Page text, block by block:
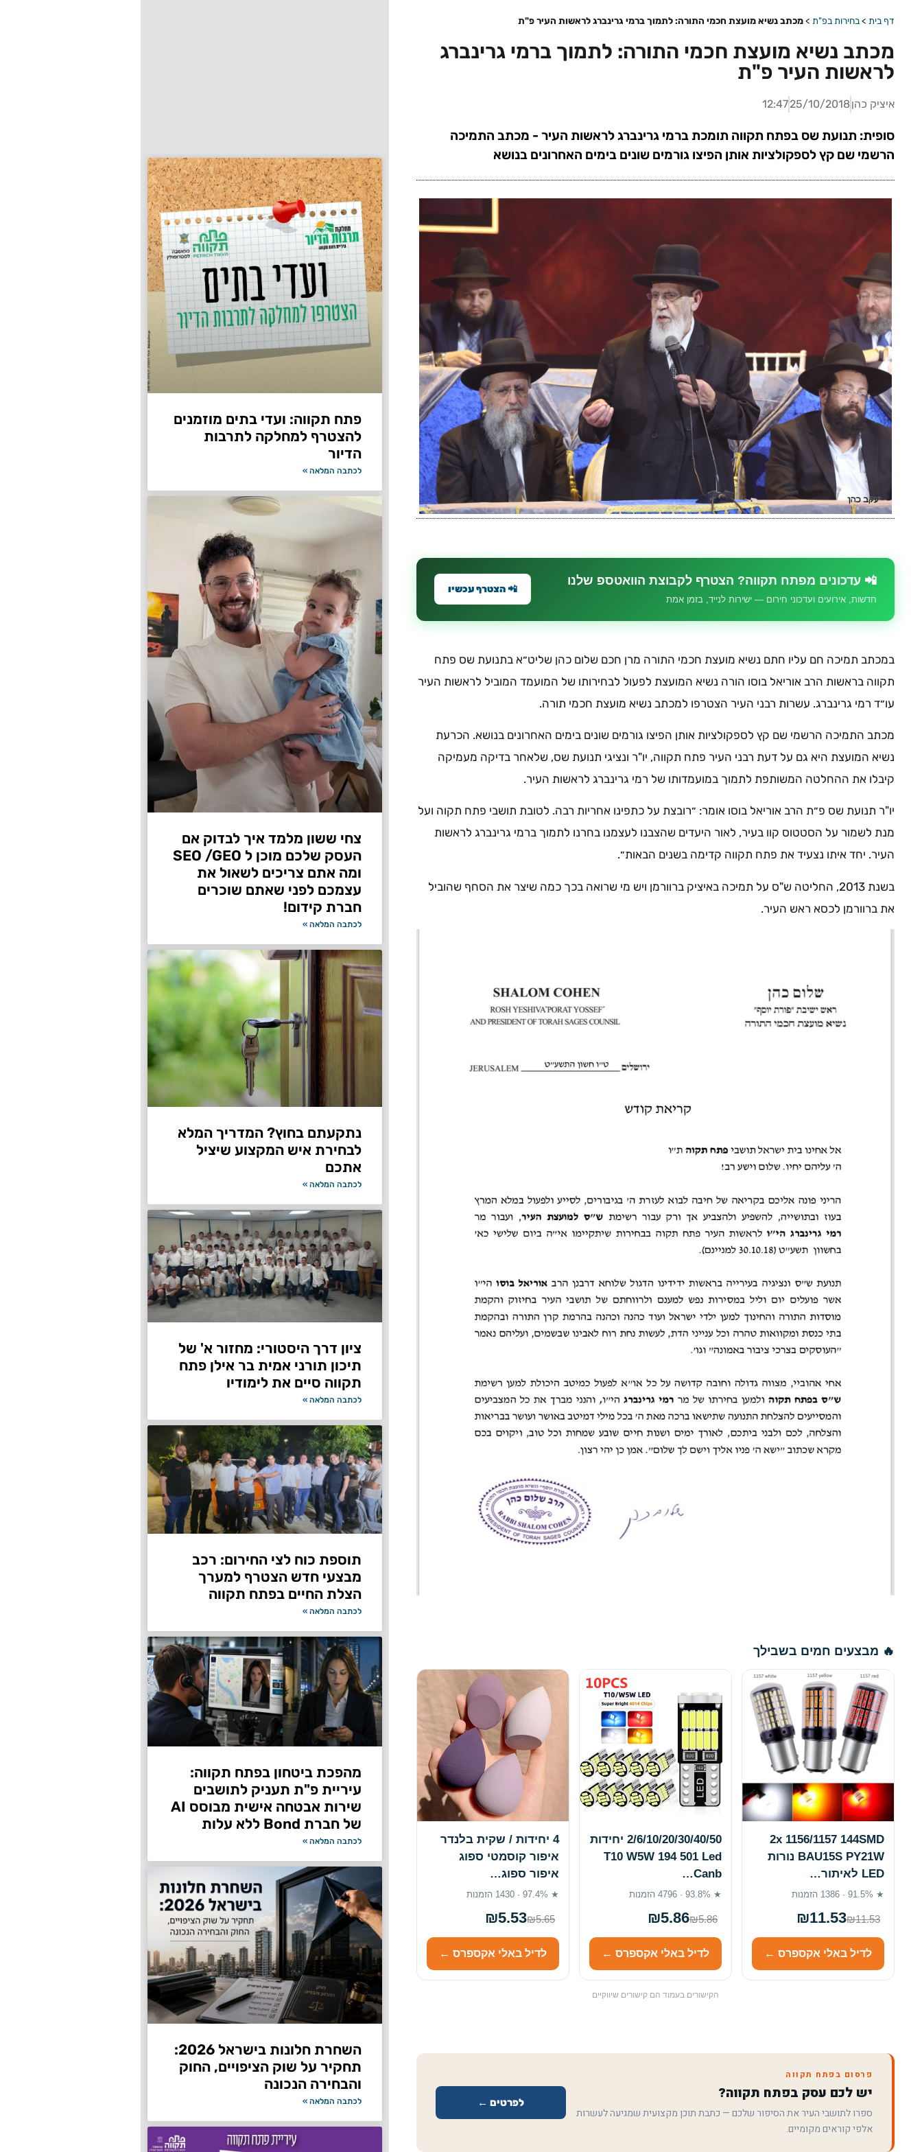
דף בית >בחירות בפ"ת >מכתב נשיא מועצת חכמי התורה: לתמוך ברמי גרינברג לראשות העיר פ"ת
מכתב נשיא מועצת חכמי התורה: לתמוך ברמי גרינברג
לראשות העיר פ"ת
איציק כהן25/10/2018
12:47
סופית: תנועת שס בפתח תקווה תומכת ברמי גרינברג לראשות העיר - מכתב התמיכה
הרשמי שם קץ לספקולציות אותן הפיצו גורמים שונים בימים האחרונים בנושא
📲 עדכונים מפתח תקווה? הצטרף לקבוצת הוואטספ שלנו
חדשות, אירועים ועדכוני חירום — ישירות לנייד, בזמן אמת
📲 הצטרף עכשיו
במכתב תמיכה חם עליו חתם נשיא מועצת חכמי התורה מרן חכם שלום כהן שליט״א בתנועת שס פתח
תקווה בראשות הרב אוריאל בוסו הורה נשיא המועצת לפעול לבחירותו של המועמד המוביל לראשות העיר
עו״ד רמי גרינברג. עשרות רבני העיר הצטרפו למכתב נשיא מועצת חכמי תורה.
מכתב התמיכה הרשמי שם קץ לספקולציות אותן הפיצו גורמים שונים בימים האחרונים בנושא. הכרעת
נשיא המועצת היא גם על דעת רבני העיר פתח תקווה, יו"ר ונציגי תנועת שס, שלאחר בדיקה מעמיקה
קיבלו את ההחלטה המשותפת לתמוך במועמדותו של רמי גרינברג לראשות העיר.
יו"ר תנועת שס פ״ת הרב אוריאל בוסו אומר: ״רובצת על כתפינו אחריות רבה. לטובת תושבי פתח תקוה ועל
מנת לשמור על הסטטוס קוו בעיר, לאור היעדים שהצבנו לעצמנו בחרנו לתמוך ברמי גרינברג לראשות
העיר. יחד איתו נצעיד את פתח תקווה קדימה בשנים הבאות״.
בשנת 2013, החליטה ש"ס על תמיכה באיציק ברוורמן ויש מי שרואה בכך כמה שיצר את הסחף שהוביל
את ברוורמן לכסא ראש העיר.
🔥 מבצעים חמים בשבילך
2x 1156/1157 144SMD
BAU15S PY21W נורות
LED לאיתור…
★ 91.5% · 1386 הזמנות
₪11.53₪11.53
לדיל באלי אקספרס ←
2/6/10/20/30/40/50 יחידות
T10 W5W 194 501 Led
Canb…
★ 93.8% · 4796 הזמנות
₪5.86₪5.86
לדיל באלי אקספרס ←
4 יחידות / שקית בלנדר
איפור קוסמטי ספוג
איפור ספוג…
★ 97.4% · 1430 הזמנות
₪5.53₪5.65
לדיל באלי אקספרס ←
הקישורים בעמוד הם קישורים שיווקיים
פרסום בפתח תקווה
יש לכם עסק בפתח תקווה?
ספרו לתושבי העיר את הסיפור שלכם — כתבת תוכן מקצועית שמגיעה לעשרות
אלפי קוראים מקומיים.
לפרטים ←
פתח תקווה: ועדי בתים מוזמנים
להצטרף למחלקה לתרבות
הדיור
לכתבה המלאה »
צחי ששון מלמד איך לבדוק אם
העסק שלכם מוכן ל SEO /GEO
ומה אתם צריכים לשאול את
עצמכם לפני שאתם שוכרים
חברת קידום!
לכתבה המלאה »
נתקעתם בחוץ? המדריך המלא
לבחירת איש המקצוע שיציל
אתכם
לכתבה המלאה »
ציון דרך היסטורי: מחזור א' של
תיכון תורני אמית בר אילן פתח
תקווה סיים את לימודיו
לכתבה המלאה »
תוספת כוח לצי החירום: רכב
מבצעי חדש הצטרף למערך
הצלת החיים בפתח תקווה
לכתבה המלאה »
מהפכת ביטחון בפתח תקווה:
עיריית פ"ת תעניק לתושבים
שירות אבטחה אישית מבוסס AI
של חברת Bond ללא עלות
לכתבה המלאה »
השחרת חלונות בישראל 2026:
תחקיר על שוק הציפויים, החוק
והבחירה הנכונה
לכתבה המלאה »